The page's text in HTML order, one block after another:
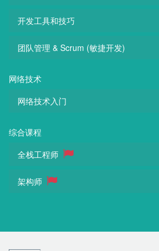
开发工具和技巧
团队管理 & Scrum (敏捷开发)
网络技术
网络技术入门
综合课程
全栈工程师
架构师